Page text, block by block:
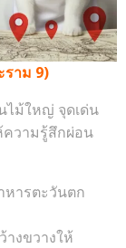
ราม 9)
ไม้ใหญ่ จุดเด่น
ความรู้สึกผ่อน
ารตะวันตก
งขวางให้